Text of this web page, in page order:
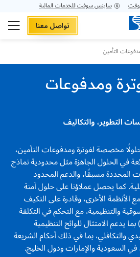
ساينس سوفت للخدمات المالية
تواصل معنا
التأمين
ومدفوعات
التطوير، والتكاليف
مخصصة لفوترة ومدفوعات التأمين،
في الحلول الجاهزة مثل محدودية نماذج
المحددة مسبقًا، والدعم المحدود
كما يحصل عملاؤنا على حلول آمنة
الأنظمة الأخرى، وقادرة على التكيف
والتنظيمية، مع التحكم في التكلفة
الإجمالية للملكية (TCO) بما يدعم الامتثال للوائح التنظيمية
والتكافلي، بما في ذلك أحكام الشريعة
في السعودية والإمارات ودول الخليج.